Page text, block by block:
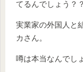
てるんでしょう？？
実業家の外国人と
カさん。
噂は本当なんでし